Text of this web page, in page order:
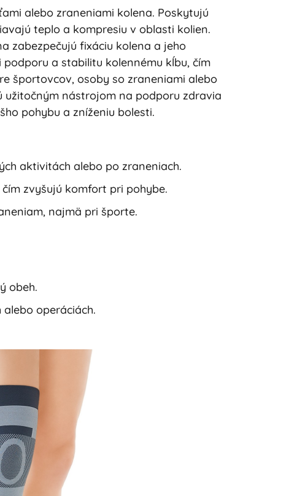
alebo zraneniami kolena. Poskytujú
teplo a kompresiu v oblasti kolien.
zabezpečujú fixáciu kolena a jeho
a stabilitu kolennému kĺbu, čím
športovcov, osoby so zraneniami alebo
užitočným nástrojom na podporu zdravia
pohybu a zníženiu bolesti.
aktivitách alebo po zraneniach.
zvyšujú komfort pri pohybe.
najmä pri športe.
obeh.
operáciách.